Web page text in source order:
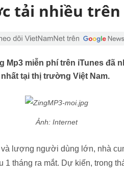
tải nhiều
Mp3 miễn phí trên iTunes đã
tại thị trường Việt Nam.
Ảnh: Internet
lượng người dùng lớn, nhà
tháng ra mắt. Dự kiến, trong